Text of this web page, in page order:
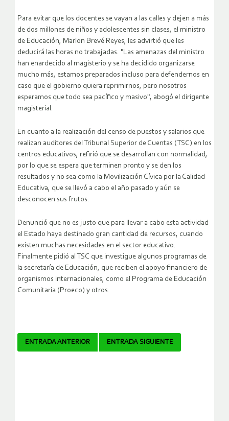
Para evitar que los docentes se vayan a las calles y dejen a más
de dos millones de niños y adolescentes sin clases, el ministro
de Educación, Marlon Brevé Reyes, les advirtió que les
deducirá las horas no trabajadas. "Las amenazas del ministro
han enardecido al magisterio y se ha decidido organizarse
mucho más, estamos preparados incluso para defendernos en
caso que el gobierno quiera reprimirnos, pero nosotros
esperamos que todo sea pacífico y masivo", abogó el dirigente
magisterial.
En cuanto a la realización del censo de puestos y salarios que
realizan auditores del Tribunal Superior de Cuentas (TSC) en los
centros educativos, refirió que se desarrollan con normalidad,
por lo que se espera que terminen pronto y se den los
resultados y no sea como la Movilización Cívica por la Calidad
Educativa, que se llevó a cabo el año pasado y aún se
desconocen sus frutos.
Denunció que no es justo que para llevar a cabo esta actividad
el Estado haya destinado gran cantidad de recursos, cuando
existen muchas necesidades en el sector educativo.
Finalmente pidió al TSC que investigue algunos programas de
la secretaría de Educación, que reciben el apoyo financiero de
organismos internacionales, como el Programa de Educación
Comunitaria (Proeco) y otros.
Navegador
ENTRADA ANTERIOR ENTRADA SIGUIENTE